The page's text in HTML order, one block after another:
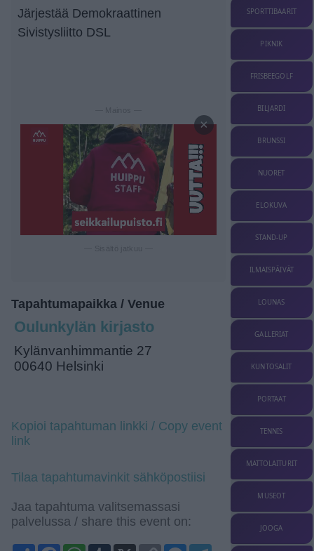
Järjestää Demokraattinen
Sivistysliitto DSL
— Mainos —
×
Tapahtumapaikka / Venue
Oulunkylän kirjasto
Kylänvanhimmantie 27
00640 Helsinki
Kopioi tapahtuman linkki / Copy event
link
Tilaa tapahtumavinkit sähköpostiisi
Jaa tapahtuma valitsemassasi
palvelussa / share this event on:
SPORTTIBAARIT
PIKNIK
FRISBEEGOLF
BILJARDI
BRUNSSI
NUORET
ELOKUVA
STAND-UP
ILMAISPÄIVÄT
LOUNAS
GALLERIAT
KUNTOSALIT
PORTAAT
TENNIS
MATTOLAITURIT
MUSEOT
JOOGA